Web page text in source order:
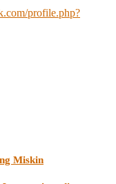
profile.php?
Miskin